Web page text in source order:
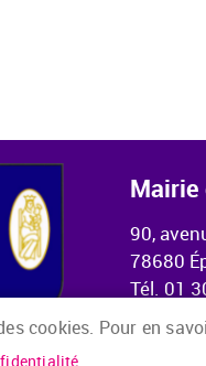
Mairie
90,
78680
Tél. 01
cookies. Pour en